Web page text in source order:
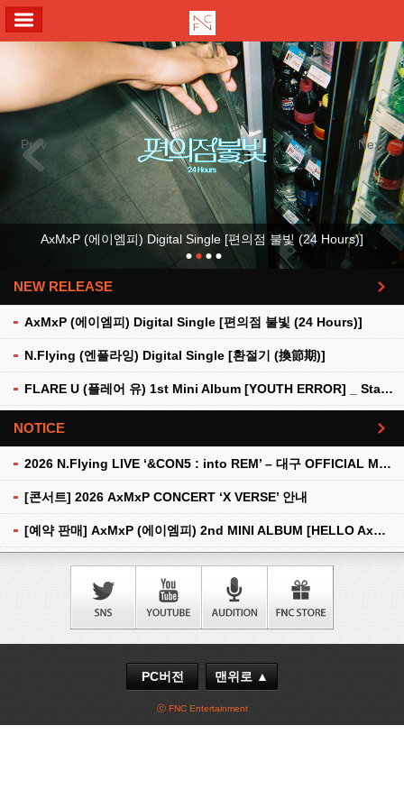
Previous Next
AxMxP (에이엠피) Digital Single [편의점 불빛 (24 Hours)]
NEW RELEASE
AxMxP (에이엠피) Digital Single [편의점 불빛 (24 Hours)]
N.Flying (엔플라잉) Digital Single [환절기 (換節期)]
FLARE U (플레어 유) 1st Mini Album [YOUTH ERROR] _ Stationery Kit Ver.
더보기
NOTICE
2026 N.Flying LIVE ‘&CON5 : into REM’ – 대구 OFFICIAL MD 현장 판매 안내
[콘서트] 2026 AxMxP CONCERT ‘X VERSE’ 안내
[예약 판매] AxMxP (에이엠피) 2nd MINI ALBUM [HELLO AxMxP] 예약 판매 안내
더보기
PC버전 맨위로 ▲
ⓒ FNC Entertainment